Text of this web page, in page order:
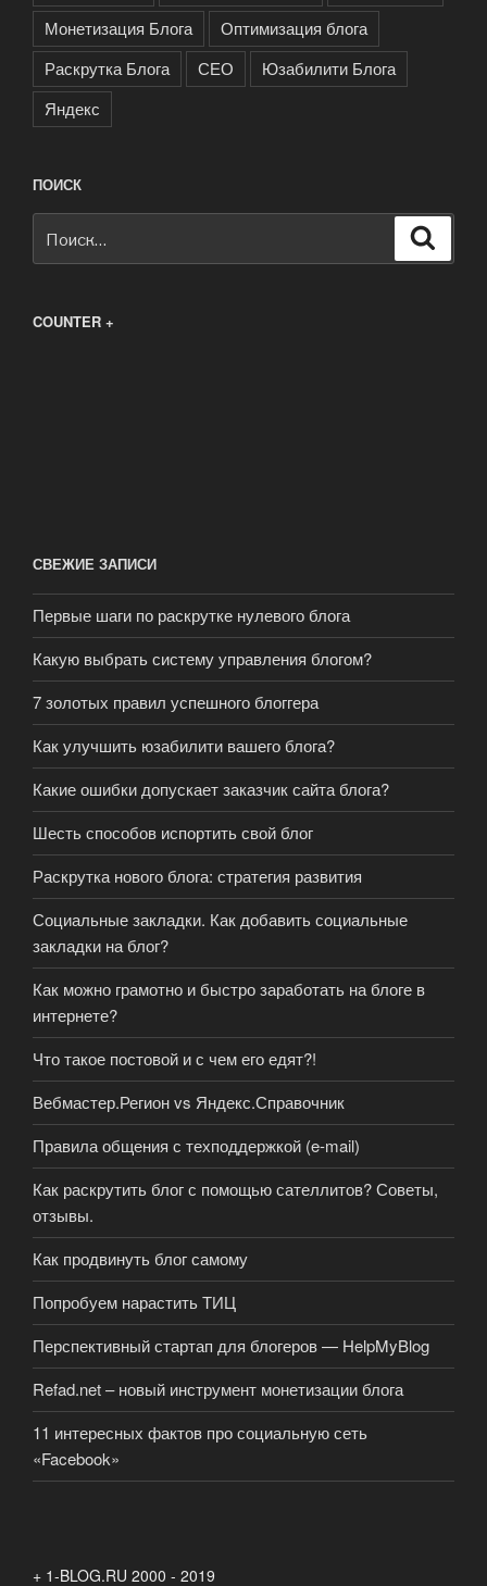
Монетизация Блога
Оптимизация блога
Раскрутка Блога
СЕО
Юзабилити Блога
Яндекс
ПОИСК
COUNTER +
СВЕЖИЕ ЗАПИСИ
Первые шаги по раскрутке нулевого блога
Какую выбрать систему управления блогом?
7 золотых правил успешного блоггера
Как улучшить юзабилити вашего блога?
Какие ошибки допускает заказчик сайта блога?
Шесть способов испортить свой блог
Раскрутка нового блога: стратегия развития
Социальные закладки. Как добавить социальные
закладки на блог?
Как можно грамотно и быстро заработать на блоге в
интернете?
Что такое постовой и с чем его едят?!
Вебмастер.Регион vs Яндекс.Справочник
Правила общения с техподдержкой (e-mail)
Как раскрутить блог с помощью сателлитов? Советы,
отзывы.
Как продвинуть блог самому
Попробуем нарастить ТИЦ
Перспективный стартап для блогеров — HelpMyBlog
Refad.net – новый инструмент монетизации блога
11 интересных фактов про социальную сеть
«Facebook»
+ 1-BLOG.RU 2000 - 2019